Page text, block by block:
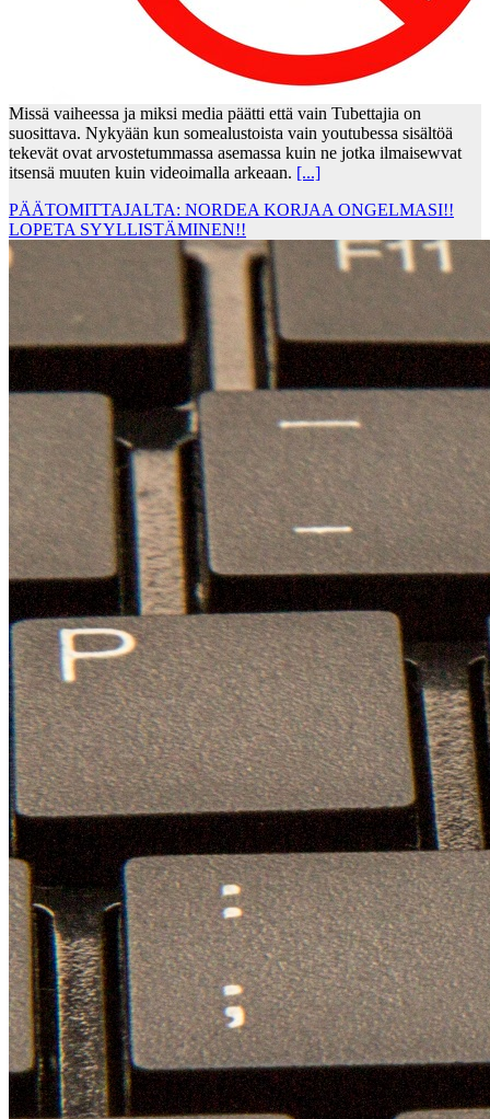
Missä vaiheessa ja miksi media päätti että vain Tubettajia on
suosittava. Nykyään kun somealustoista vain youtubessa sisältöä
tekevät ovat arvostetummassa asemassa kuin ne jotka ilmaisewvat
itsensä muuten kuin videoimalla arkeaan. [...]
PÄÄTOMITTAJALTA: NORDEA KORJAA ONGELMASI!!
LOPETA SYYLLISTÄMINEN!!